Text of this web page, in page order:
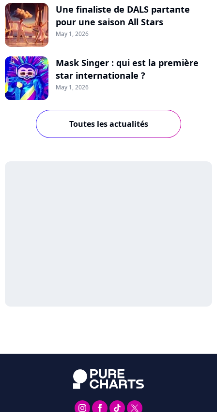
Une finaliste de DALS partante
pour une saison All Stars
May 1, 2026
Mask Singer : qui est la première
star internationale ?
May 1, 2026
Toutes les actualités